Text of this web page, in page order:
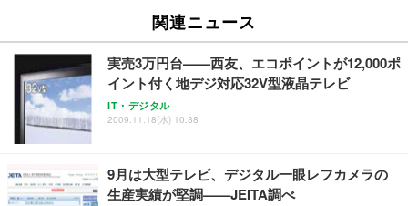
関連ニュース
実売3万円台——西友、エコポイントが12,000ポ
イント付く地デジ対応32V型液晶テレビ
IT・デジタル
2009.11.18(水) 10:38
9月は大型テレビ、デジタル一眼レフカメラの
生産実績が堅調——JEITA調べ